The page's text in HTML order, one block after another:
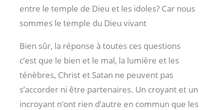
entre le temple de Dieu et les idoles? Car nous
sommes le temple du Dieu vivant
Bien sûr, la réponse à toutes ces questions
c’est que le bien et le mal, la lumière et les
ténèbres, Christ et Satan ne peuvent pas
s’accorder ni être partenaires. Un croyant et un
incroyant n’ont rien d’autre en commun que les